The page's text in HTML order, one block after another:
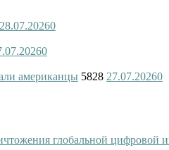
28.07.20260
0
американцы 5828 27.07.20260
глобальной цифровой